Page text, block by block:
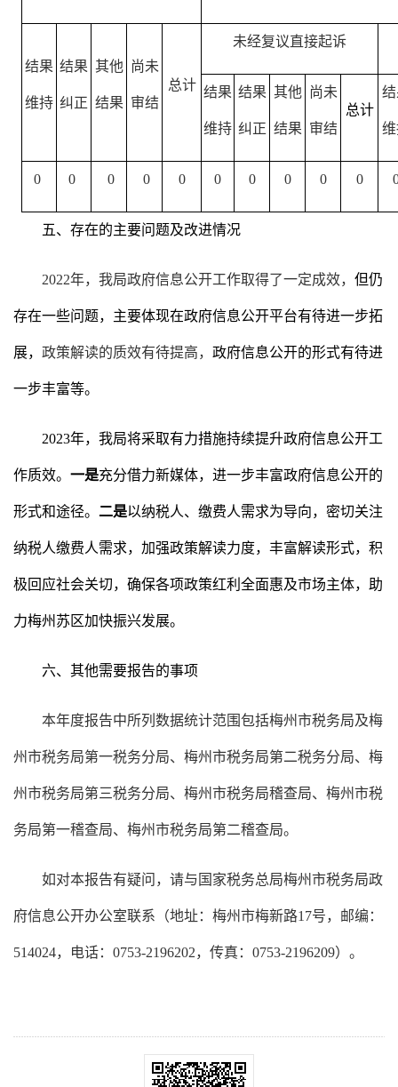
结果
维持
结果
纠正
其他
结果
尚未
审结
总计
未经复议直接起诉
结果
维持
结果
纠正
其他
结果
尚未
审结
总计
0 0 0 0 0 0 0 0 0 0
五、存在的主要问题及改进情况
2022年，我局政府信息公开工作取得了一定成效， 但仍
存在一些问题，主要体现在政府信息公开平台有待进一步拓
展， 政策解读的质效有待提高， 政府信息公开的形式有待进
一步丰富等。
2023年，我局将采取有力措施持续提升政府信息公开工
作质效。 一是充分借力新媒体，进一步丰富政府信息公开的
形式和途径。 二是以纳税人、缴费人需求为导向，密切关注
纳税人缴费人需求，加强政策解读力度，丰富解读形式，积
极回应社会关切，确保各项政策红利全面惠及市场主体，助
力梅州苏区加快振兴发展。
六、其他需要报告的事项
本年度报告中所列数据统计范围包括梅州市税务局及梅
州市税务局第一税务分局、 梅州市税务局第二税务分局、 梅
州市税务局第三税务分局、梅州市税务局稽查局、 梅州市税
务局第一稽查局、梅州市税务局第二稽查局。
如对本报告有疑问，请与国家税务总局梅州市税务局政
府信息公开办公室联系（地址：梅州市梅新路17号，邮编：
514024，电话：0753-2196202，传真：0753-2196209）。